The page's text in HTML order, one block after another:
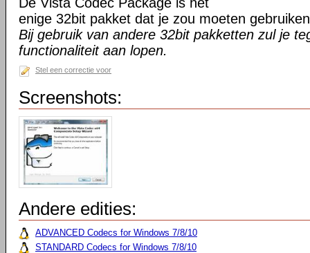
enige 32bit pakket dat je zou moeten
Bij gebruik van andere 32bit pakketten zul je
functionaliteit aan lopen.
Stel een correctie voor
Screenshots:
Andere edities:
ADVANCED Codecs for Windows 7/8/10
STANDARD Codecs for Windows 7/8/10